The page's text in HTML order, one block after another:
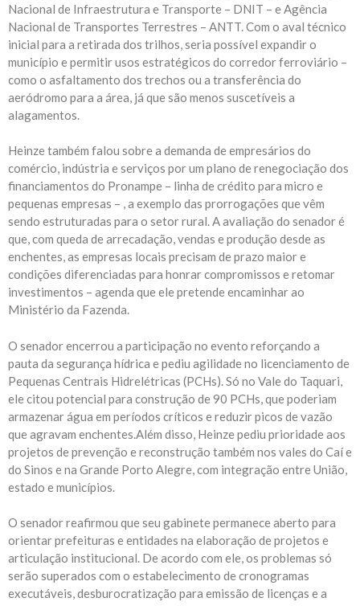
Nacional de Infraestrutura e Transporte – DNIT – e Agência
Nacional de Transportes Terrestres – ANTT. Com o aval técnico
inicial para a retirada dos trilhos, seria possível expandir o
município e permitir usos estratégicos do corredor ferroviário –
como o asfaltamento dos trechos ou a transferência do
aeródromo para a área, já que são menos suscetíveis a
alagamentos.
Heinze também falou sobre a demanda de empresários do
comércio, indústria e serviços por um plano de renegociação dos
financiamentos do Pronampe – linha de crédito para micro e
pequenas empresas – , a exemplo das prorrogações que vêm
sendo estruturadas para o setor rural. A avaliação do senador é
que, com queda de arrecadação, vendas e produção desde as
enchentes, as empresas locais precisam de prazo maior e
condições diferenciadas para honrar compromissos e retomar
investimentos – agenda que ele pretende encaminhar ao
Ministério da Fazenda.
O senador encerrou a participação no evento reforçando a
pauta da segurança hídrica e pediu agilidade no licenciamento de
Pequenas Centrais Hidrelétricas (PCHs). Só no Vale do Taquari,
ele citou potencial para construção de 90 PCHs, que poderiam
armazenar água em períodos críticos e reduzir picos de vazão
que agravam enchentes.Além disso, Heinze pediu prioridade aos
projetos de prevenção e reconstrução também nos vales do Caí e
do Sinos e na Grande Porto Alegre, com integração entre União,
estado e municípios.
O senador reafirmou que seu gabinete permanece aberto para
orientar prefeituras e entidades na elaboração de projetos e
articulação institucional. De acordo com ele,os problemas só
serão superados com o estabelecimento decronogramas
executáveis,desburocratização para emissão de licenças ea